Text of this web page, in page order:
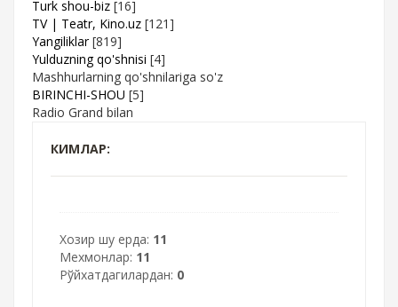
Turk shou-biz [16]
TV | Teatr, Kino.uz [121]
Yangiliklar [819]
Yulduzning qo'shnisi [4]
Mashhurlarning qo'shnilariga so'z
BIRINCHI-SHOU [5]
Radio Grand bilan
КИМЛАР:
Хозир шу ерда: 11
Мехмонлар: 11
Рўйхатдагилардан: 0